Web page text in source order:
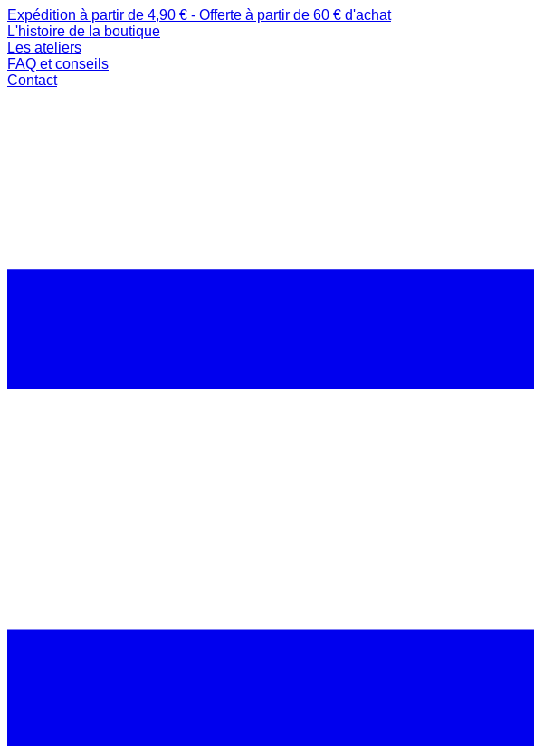
Expédition à partir de 4,90 € - Offerte à partir de 60 € d'achat
L'histoire de la boutique
Les ateliers
FAQ et conseils
Contact